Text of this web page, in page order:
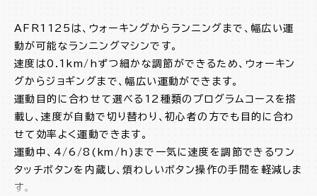
AFR1125は、ウォーキングからランニングまで、幅広い運
動が可能なランニングマシンです。
速度は0.1km/hずつ細かな調節ができるため、ウォーキン
グからジョギングまで、幅広い運動ができます。
運動目的に合わせて選べる12種類のプログラムコースを搭
載し、速度が自動で切り替わり、初心者の方でも目的に合わ
せて効率よく運動できます。
運動中、4/6/8(km/h)まで一気に速度を調節できるワン
タッチボタンを内蔵し、煩わしいボタン操作の手間を軽減しま
す。